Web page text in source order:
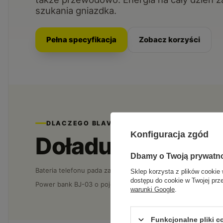
szukania gniazdka.
Pełna specyfikacja Zobacz korzyści
DLACZEGO BLAVEC
Doładujesz
Bateria telefonu pada zawsze w najgorszym momencie, a
Power bank BJ-03 o pojemności 5000 mAh przykładasz
Konfiguracja zgód
Dbamy o Twoją
Sklep korzysta z plików cookie
dostępu do cookie w Twojej
warunki Google
Funkcjonalne pliki